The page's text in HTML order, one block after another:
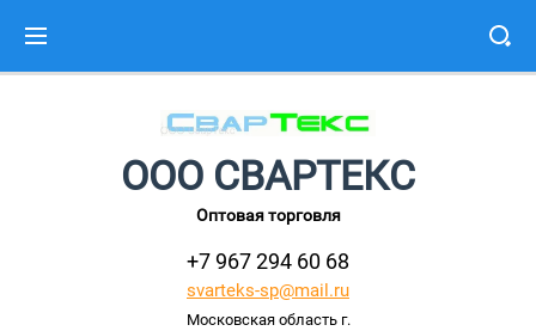
ООО СВАРТЕКС
Оптовая торговля
+7 967 294 60 68
svarteks-sp@mail.ru
Московская область г.